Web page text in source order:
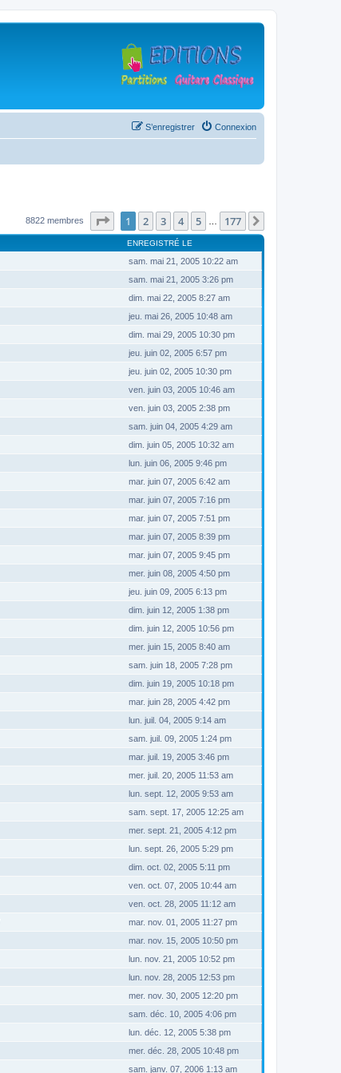
Connexion
S’enregistrer
8822 membres Page sur177
1 2 3 4 5 177
ENREGISTRÉ LE
sam. mai 21, 2005 10:22 am
sam. mai 21, 2005 3:26 pm
dim. mai 22, 2005 8:27 am
jeu. mai 26, 2005 10:48 am
dim. mai 29, 2005 10:30 pm
jeu. juin 02, 2005 6:57 pm
jeu. juin 02, 2005 10:30 pm
ven. juin 03, 2005 10:46 am
ven. juin 03, 2005 2:38 pm
sam. juin 04, 2005 4:29 am
dim. juin 05, 2005 10:32 am
lun. juin 06, 2005 9:46 pm
mar. juin 07, 2005 6:42 am
mar. juin 07, 2005 7:16 pm
mar. juin 07, 2005 7:51 pm
mar. juin 07, 2005 8:39 pm
mar. juin 07, 2005 9:45 pm
mer. juin 08, 2005 4:50 pm
jeu. juin 09, 2005 6:13 pm
dim. juin 12, 2005 1:38 pm
dim. juin 12, 2005 10:56 pm
mer. juin 15, 2005 8:40 am
sam. juin 18, 2005 7:28 pm
dim. juin 19, 2005 10:18 pm
mar. juin 28, 2005 4:42 pm
lun. juil. 04, 2005 9:14 am
sam. juil. 09, 2005 1:24 pm
mar. juil. 19, 2005 3:46 pm
mer. juil. 20, 2005 11:53 am
lun. sept. 12, 2005 9:53 am
sam. sept. 17, 2005 12:25 am
mer. sept. 21, 2005 4:12 pm
lun. sept. 26, 2005 5:29 pm
dim. oct. 02, 2005 5:11 pm
ven. oct. 07, 2005 10:44 am
ven. oct. 28, 2005 11:12 am
mar. nov. 01, 2005 11:27 pm
mar. nov. 15, 2005 10:50 pm
lun. nov. 21, 2005 10:52 pm
lun. nov. 28, 2005 12:53 pm
mer. nov. 30, 2005 12:20 pm
sam. déc. 10, 2005 4:06 pm
lun. déc. 12, 2005 5:38 pm
mer. déc. 28, 2005 10:48 pm
sam. janv. 07, 2006 1:13 am